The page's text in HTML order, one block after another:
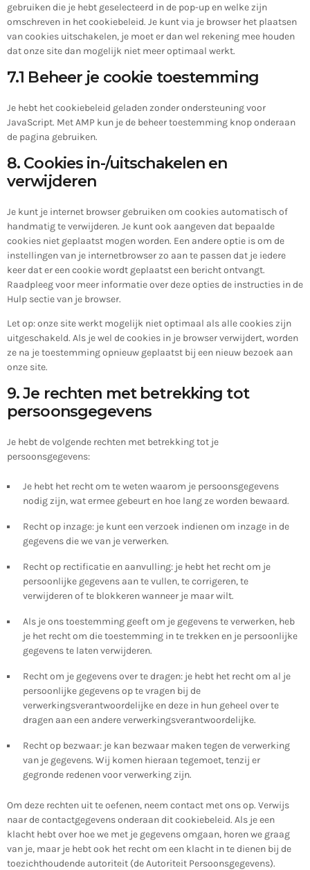
gebruiken die je hebt geselecteerd in de pop-up en welke zijn
omschreven in het cookiebeleid. Je kunt via je browser het plaatsen
van cookies uitschakelen, je moet er dan wel rekening mee houden
dat onze site dan mogelijk niet meer optimaal werkt.
7.1 Beheer je cookie toestemming
Je hebt het cookiebeleid geladen zonder ondersteuning voor
JavaScript. Met AMP kun je de beheer toestemming knop onderaan
de pagina gebruiken.
8. Cookies in-/uitschakelen en
verwijderen
Je kunt je internet browser gebruiken om cookies automatisch of
handmatig te verwijderen. Je kunt ook aangeven dat bepaalde
cookies niet geplaatst mogen worden. Een andere optie is om de
instellingen van je internetbrowser zo aan te passen dat je iedere
keer dat er een cookie wordt geplaatst een bericht ontvangt.
Raadpleeg voor meer informatie over deze opties de instructies in de
Hulp sectie van je browser.
Let op: onze site werkt mogelijk niet optimaal als alle cookies zijn
uitgeschakeld. Als je wel de cookies in je browser verwijdert, worden
ze na je toestemming opnieuw geplaatst bij een nieuw bezoek aan
onze site.
9. Je rechten met betrekking tot
persoonsgegevens
Je hebt de volgende rechten met betrekking tot je
persoonsgegevens:
Je hebt het recht om te weten waarom je persoonsgegevens
nodig zijn, wat ermee gebeurt en hoe lang ze worden bewaard.
Recht op inzage: je kunt een verzoek indienen om inzage in de
gegevens die we van je verwerken.
Recht op rectificatie en aanvulling: je hebt het recht om je
persoonlijke gegevens aan te vullen, te corrigeren, te
verwijderen of te blokkeren wanneer je maar wilt.
Als je ons toestemming geeft om je gegevens te verwerken, heb
je het recht om die toestemming in te trekken en je persoonlijke
gegevens te laten verwijderen.
Recht om je gegevens over te dragen: je hebt het recht om al je
persoonlijke gegevens op te vragen bij de
verwerkingsverantwoordelijke en deze in hun geheel over te
dragen aan een andere verwerkingsverantwoordelijke.
Recht op bezwaar: je kan bezwaar maken tegen de verwerking
van je gegevens. Wij komen hieraan tegemoet, tenzij er
gegronde redenen voor verwerking zijn.
Om deze rechten uit te oefenen, neem contact met ons op. Verwijs
naar de contactgegevens onderaan dit cookiebeleid. Als je een
klacht hebt over hoe we met je gegevens omgaan, horen we graag
van je, maar je hebt ook het recht om een klacht in te dienen bij de
toezichthoudende autoriteit (de Autoriteit Persoonsgegevens).